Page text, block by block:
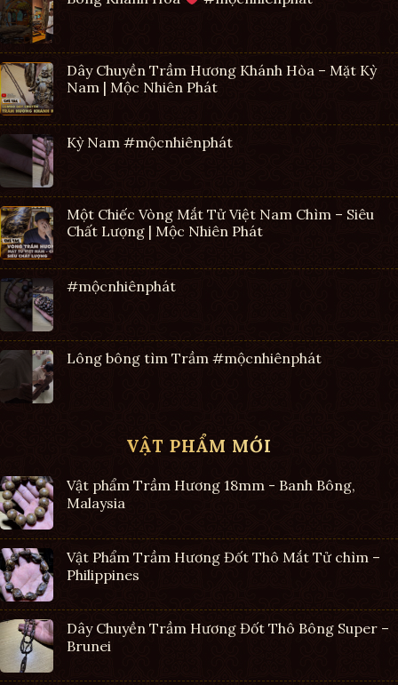
Dây Chuyền Trầm Hương Khánh Hòa – Mặt Kỳ
Nam | Mộc Nhiên Phát
Kỳ Nam #mộcnhiênphát
Một Chiếc Vòng Mắt Tử Việt Nam Chìm – Siêu
Chất Lượng | Mộc Nhiên Phát
#mộcnhiênphát
Lông bông tìm Trầm #mộcnhiênphát
VẬT PHẨM MỚI
Vật phẩm Trầm Hương 18mm - Banh Bông,
Malaysia
Vật Phẩm Trầm Hương Đốt Thô Mắt Tử chìm –
Philippines
Dây Chuyền Trầm Hương Đốt Thô Bông Super –
Brunei